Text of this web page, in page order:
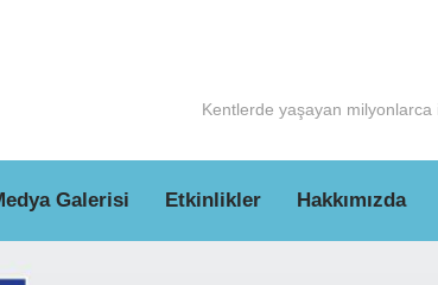
Kentlerde yaşayan milyonlarca
Galerisi Etkinlikler Hakkımızda